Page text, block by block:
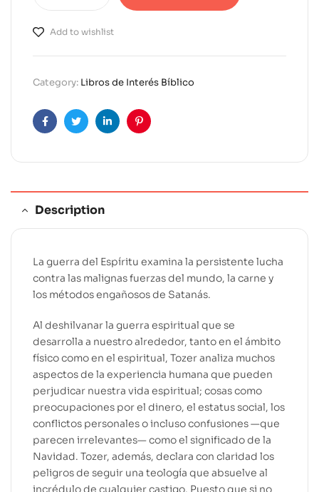
Add to wishlist
A
l
e
n
t
:
Category: Libros de Interés Bíblico
FacebookTwitterLinkedinPinterest
Description
La guerra del Espíritu examina la persistente lucha
contra las malignas fuerzas del mundo, la carne y
los métodos engañosos de Satanás.
Al deshilvanar la guerra espiritual que se
desarrolla a nuestro alrededor, tanto en el ámbito
físico como en el espiritual, Tozer analiza muchos
aspectos de la experiencia humana que pueden
perjudicar nuestra vida espiritual; cosas como
preocupaciones por el dinero, el estatus social, los
conflictos personales o incluso confusiones —que
parecen irrelevantes— como el significado de la
Navidad. Tozer, además, declara con claridad los
peligros de seguir una teología que absuelve al
incrédulo de cualquier castigo. Puesto que si no